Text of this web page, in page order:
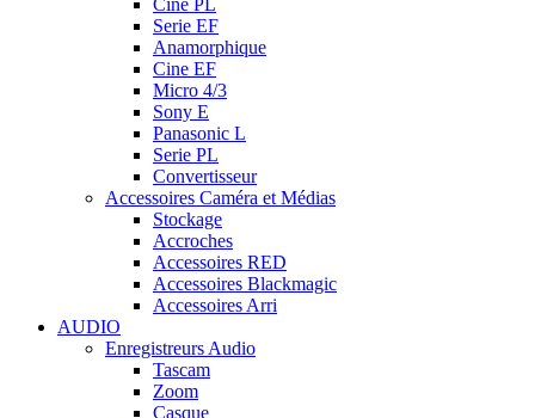
Cine PL
Serie EF
Anamorphique
Cine EF
Micro 4/3
Sony E
Panasonic L
Serie PL
Convertisseur
Accessoires Caméra et Médias
Stockage
Accroches
Accessoires RED
Accessoires Blackmagic
Accessoires Arri
AUDIO
Enregistreurs Audio
Tascam
Zoom
Casque